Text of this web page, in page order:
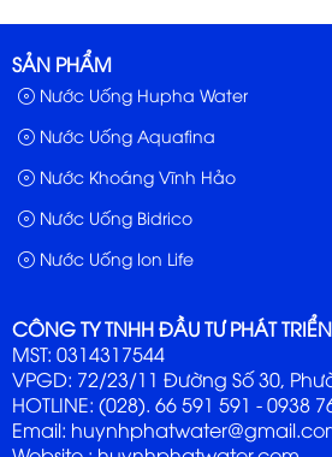
CÔNG TY TNHH ĐẦU TƯ PHÁT
MST: 0314317544
VPGD: 72/23/11 Đường Số 30,
HOTLINE: (028). 66 591 591 - 0938
Email:
SẢN PHẨM
Nước Uống Hupha Water
Nước Uống Aquafina
Nước Khoáng Vĩnh Hảo
Nước Uống Bidrico
Nước Uống Ion Life